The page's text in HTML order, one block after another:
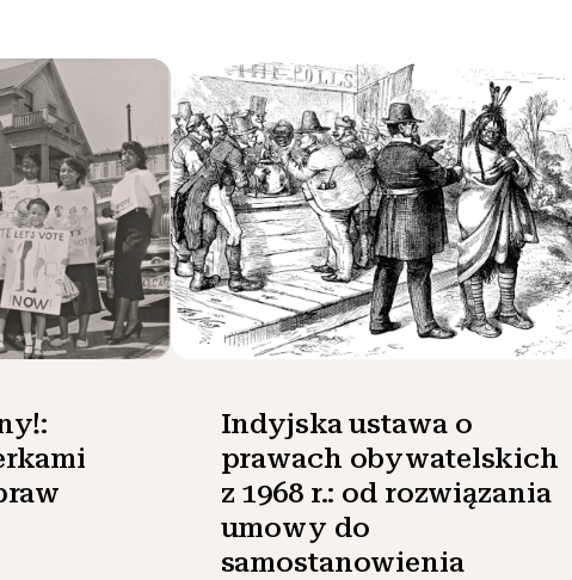
Indyjska ustawa o
prawach obywatelskich
z 1968 r.: od rozwiązania
umowy do
samostanowienia